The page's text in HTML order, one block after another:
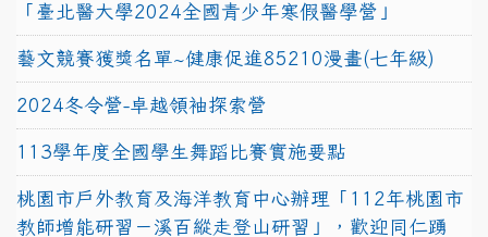
「臺北醫大學2024全國青少年寒假醫學營」
藝文競賽獲獎名單~健康促進85210漫畫(七年級)
2024冬令營-卓越領袖探索營
113學年度全國學生舞蹈比賽實施要點
桃園市戶外教育及海洋教育中心辦理「112年桃園市
教師增能研習－溪百縱走登山研習」，歡迎同仁踴